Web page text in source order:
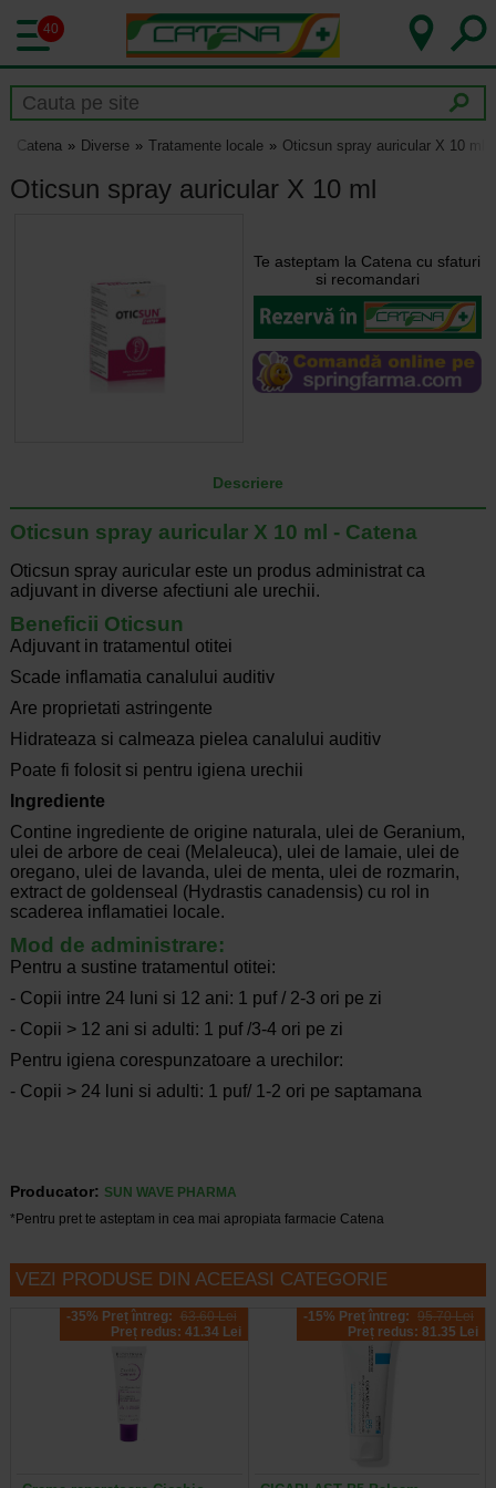
40
Catena Diverse Tratamente locale Oticsun spray auricular X 10 ml
Oticsun spray auricular X 10 ml
Te asteptam la Catena cu sfaturi
si recomandari
Descriere
Oticsun spray auricular X 10 ml - Catena
Oticsun spray auricular este un produs administrat ca
adjuvant in diverse afectiuni ale urechii.
Beneficii Oticsun
Adjuvant in tratamentul otitei
Scade inflamatia canalului auditiv
Are proprietati astringente
Hidrateaza si calmeaza pielea canalului auditiv
Poate fi folosit si pentru igiena urechii
Ingrediente
Contine ingrediente de origine naturala, ulei de Geranium,
ulei de arbore de ceai (Melaleuca), ulei de lamaie, ulei de
oregano, ulei de lavanda, ulei de menta, ulei de rozmarin,
extract de goldenseal (Hydrastis canadensis) cu rol in
scaderea inflamatiei locale.
Mod de administrare:
Pentru a sustine tratamentul otitei:
- Copii intre 24 luni si 12 ani: 1 puf / 2-3 ori pe zi
- Copii > 12 ani si adulti: 1 puf /3-4 ori pe zi
Pentru igiena corespunzatoare a urechilor:
- Copii > 24 luni si adulti: 1 puf/ 1-2 ori pe saptamana
Producator: SUN WAVE PHARMA
*Pentru pret te asteptam in cea mai apropiata farmacie Catena
VEZI PRODUSE DIN ACEEASI CATEGORIE
-35% Preț întreg: 63.60 Lei
Preț redus: 41.34 Lei
-15% Preț întreg: 95.70 Lei
Preț redus: 81.35 Lei